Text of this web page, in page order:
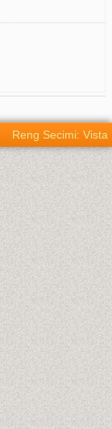
Reng Secimi: Vista